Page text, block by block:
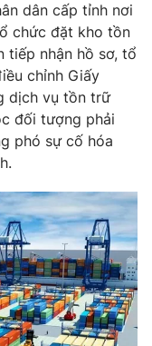
bằng AI
dân cấp tỉnh nơi
chức đặt kho tồn
tiếp nhận hồ sơ, tổ
chỉnh Giấy
dịch vụ tồn trữ
đối tượng phải
phó sự cố hóa